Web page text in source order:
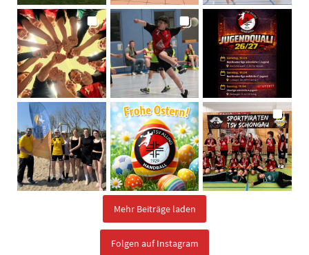
Mehr Beiträge laden
Folgen auf Instagram